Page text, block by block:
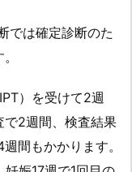
では確定診断のた
）を受けて2週
で2週間、検査結果
間もかかります。